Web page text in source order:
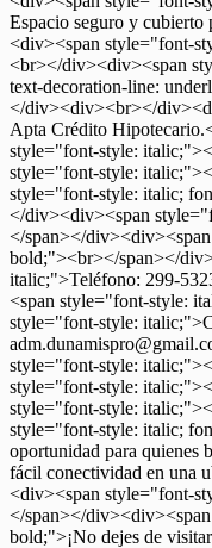
Espacio seguro y cubierto
<div><span style="font-
<br></div><div><span
text-decoration-line:
</div><div><br></
Apta Crédito
style="font-style:
style="font-style:
style="font-style: italic;
</div><div><span
</span></
bold;"><br></span></
italic;">Teléfono: 299-
<span style="font-style:
style="font-style:
style="font-style:
style="font-style:
style="font-style:
style="font-style: italic;
oportunidad para quienes
fácil conectividad en una
<div><span style="font-
</span></
bold;">¡No dejes de